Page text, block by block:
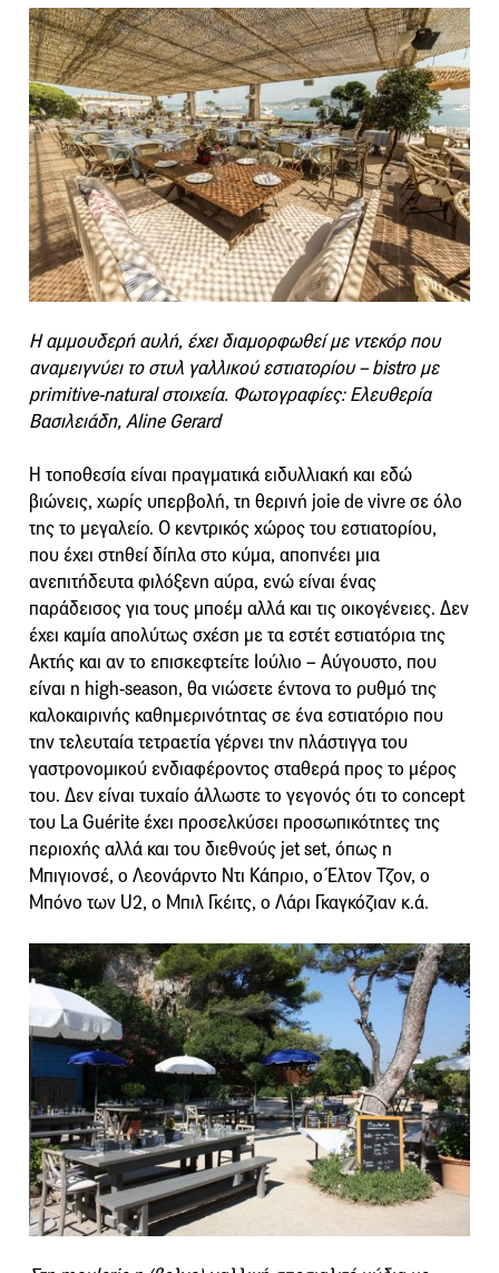
Η αμμουδερή αυλή, έχει διαμορφωθεί με ντεκόρ που
αναμειγνύει το στυλ γαλλικού εστιατορίου – bistro με
primitive-natural στοιχεία. Φωτογραφίες: Ελευθερία
Βασιλειάδη, Aline Gerard
Η τοποθεσία είναι πραγματικά ειδυλλιακή και εδώ
βιώνεις, χωρίς υπερβολή, τη θερινή joie de vivre σε όλο
της το μεγαλείο. Ο κεντρικός χώρος του εστιατορίου,
που έχει στηθεί δίπλα στο κύμα, αποπνέει μια
ανεπιτήδευτα φιλόξενη αύρα, ενώ είναι ένας
παράδεισος για τους μποέμ αλλά και τις οικογένειες. Δεν
έχει καμία απολύτως σχέση με τα εστέτ εστιατόρια της
Ακτής και αν το επισκεφτείτε Ιούλιο – Αύγουστο, που
είναι η high-season, θα νιώσετε έντονα το ρυθμό της
καλοκαιρινής καθημερινότητας σε ένα εστιατόριο που
την τελευταία τετραετία γέρνει την πλάστιγγα του
γαστρονομικού ενδιαφέροντος σταθερά προς το μέρος
του. Δεν είναι τυχαίο άλλωστε το γεγονός ότι το concept
του La Guérite έχει προσελκύσει προσωπικότητες της
περιοχής αλλά και του διεθνούς jet set, όπως η
Μπιγιονσέ, ο Λεονάρντο Ντι Κάπριο, ο Έλτον Τζον, ο
Μπόνο των U2, ο Μπιλ Γκέιτς, ο Λάρι Γκαγκόζιαν κ.ά.